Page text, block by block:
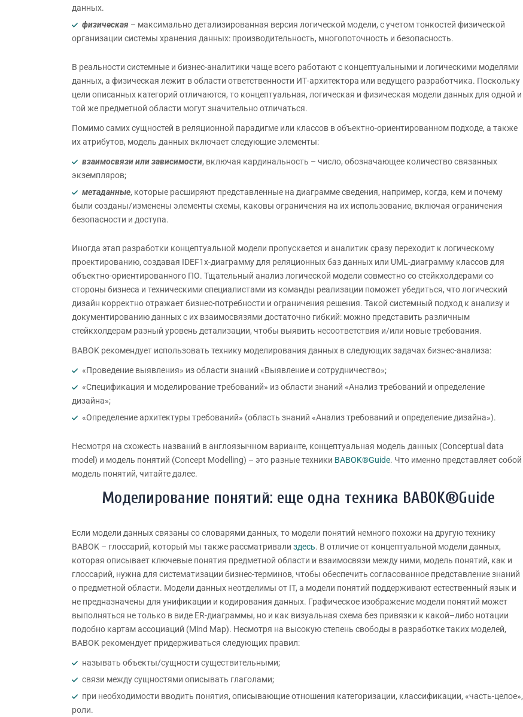
данных.
физическая – максимально детализированная версия логической модели, с учетом тонкостей физической
организации системы хранения данных: производительность, многопоточность и безопасность.
В реальности системные и бизнес-аналитики чаще всего работают с концептуальными и логическими моделями
данных, а физическая лежит в области ответственности ИТ-архитектора или ведущего разработчика. Поскольку
цели описанных категорий отличаются, то концептуальная, логическая и физическая модели данных для одной и
той же предметной области могут значительно отличаться.
Помимо самих сущностей в реляционной парадигме или классов в объектно-ориентированном подходе, а также
их атрибутов, модель данных включает следующие элементы:
взаимосвязи или зависимости, включая кардинальность – число, обозначающее количество связанных
экземпляров;
метаданные, которые расширяют представленные на диаграмме сведения, например, когда, кем и почему
были созданы/изменены элементы схемы, каковы ограничения на их использование, включая ограничения
безопасности и доступа.
Иногда этап разработки концептуальной модели пропускается и аналитик сразу переходит к логическому
проектированию, создавая IDEF1x-диаграмму для реляционных баз данных или UML-диаграмму классов для
объектно-ориентированного ПО. Тщательный анализ логической модели совместно со стейкхолдерами со
стороны бизнеса и техническими специалистами из команды реализации поможет убедиться, что логический
дизайн корректно отражает бизнес-потребности и ограничения решения. Такой системный подход к анализу и
документированию данных с их взаимосвязями достаточно гибкий: можно представить различным
стейкхолдерам разный уровень детализации, чтобы выявить несоответствия и/или новые требования.
BABOK рекомендует использовать технику моделирования данных в следующих задачах бизнес-анализа:
«Проведение выявления» из области знаний «Выявление и сотрудничество»;
«Спецификация и моделирование требований» из области знаний «Анализ требований и определение
дизайна»;
«Определение архитектуры требований» (область знаний «Анализ требований и определение дизайна»).
Несмотря на схожесть названий в англоязычном варианте, концептуальная модель данных (Conceptual data
model) и модель понятий (Concept Modelling) – это разные техники BABOK®Guide. Что именно представляет собой
модель понятий, читайте далее.
Моделирование понятий: еще одна техника BABOK®Guide
Если модели данных связаны со словарями данных, то модели понятий немного похожи на другую технику
BABOK – глоссарий, который мы также рассматривали здесь. В отличие от концептуальной модели данных,
которая описывает ключевые понятия предметной области и взаимосвязи между ними, модель понятий, как и
глоссарий, нужна для систематизации бизнес-терминов, чтобы обеспечить согласованное представление знаний
о предметной области. Модели данных неотделимы от IT, а модели понятий поддерживают естественный язык и
не предназначены для унификации и кодирования данных. Графическое изображение модели понятий может
выполняться не только в виде ER-диаграммы, но и как визуальная схема без привязки к какой–либо нотации
подобно картам ассоциаций (Mind Map). Несмотря на высокую степень свободы в разработке таких моделей,
BABOK рекомендует придерживаться следующих правил:
называть объекты/сущности существительными;
связи между сущностями описывать глаголами;
при необходимости вводить понятия, описывающие отношения категоризации, классификации, «часть-целое»,
роли.